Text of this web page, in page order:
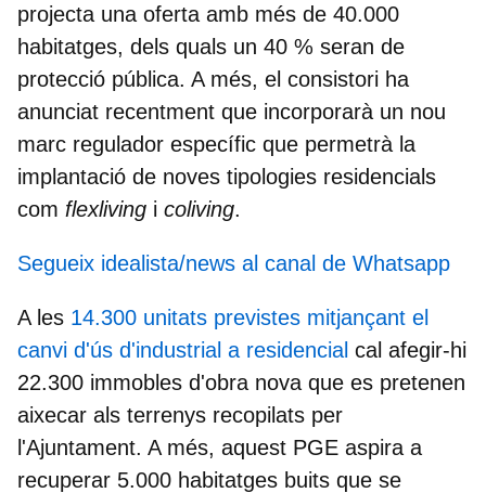
projecta una oferta amb més de 40.000
habitatges, dels quals un 40 % seran de
protecció pública. A més, el consistori ha
anunciat recentment que incorporarà un nou
marc regulador específic que permetrà la
implantació de noves tipologies residencials
com flexliving i coliving.
Segueix idealista/news al canal de Whatsapp
A les 14.300 unitats previstes mitjançant el
canvi d'ús d'industrial a residencial cal afegir-hi
22.300 immobles d'obra nova que es pretenen
aixecar als terrenys recopilats per
l'Ajuntament. A més, aquest PGE aspira a
recuperar 5.000 habitatges buits que se